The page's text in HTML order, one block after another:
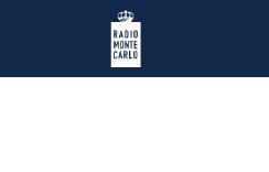
Radio Monte Carlo